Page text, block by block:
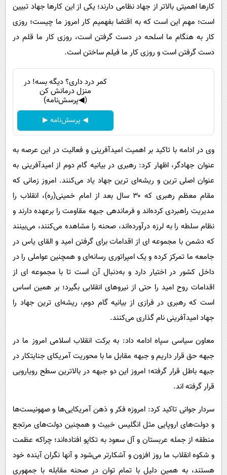
کارها اهمیتی بالاتر از جهاد نظامی دارند؛ یکی از این کارها جهاد تبیین
است؛ مهم این است که به اقتضا بفهمیم کار امروز ما چیست؛ روزی
کار به هنگام ما اسلحه در دست گرفتن است، روزی کار ما قلم در
دست گرفتن است و روزی کار ما فیلم ساختن است.
کمر درد داری؟ دیگه بسه! در
منزل درمانش کن
(◀پرسش‌نامه)
◀ پرسش‌نامه ▶
وی در ادامه با تاکید بر اهمیت امیدآفرینی و فعالیت در این عرصه به
عنوان جهادگر، اظهار کرد: رهبری در بیانیه گام دوم از امیدآفرینی به
عنوان اصلی ترین و ریشه‌ای ترین جهاد یاد می‌کنند. امروز زمانی که
مقام معظم رهبری که ۳۰ سال بعد از امام خمینی(ره)، انقلاب را
مدیریت راهبردی کرده‌اند و فرماندهی جبهه مقاومت را برعهده دارند و
نظام سلطه را به لرزه درآورده‌اند، صحنه را مشاهده می‌کنند، می‌بینند
که دشمن با مجموعه ای از اقدامات برای گرفتن امید و القای یاس در
جامعه ما تمرکز کرده و یک امپراتوری رسانه‌ای و همچنین عواملی را در
داخل کشور در اختیار دارد و به‌دنبال آن است تا با مجموعه ای از
اقدامات روح امید را حتی از نیروهای انقلابی بگیرد؛ بر همین اساس
است که رهبری در فرازی از بیانیه گام دوم، ریشه‌ای ترین جهاد را
جهاد امیدآفرینی نام گذاری می‌کنند.
معاون سیاسی سپاه ادامه داد: به برکت انقلاب اسلامی امروز ما در
جبهه حق قرار داریم و جبهه مقابل ما با محوریت آمریکای جنایتکار در
جبهه باطل قرار گرفته‌؛ امروز این دو جبهه در بالاترین سطح رویارویی
قرار گرفته اند.
سردار جوانی تاکید کرد: امروزه فکر و ذهن آمریکایی‌ها و صهونیست‌ها
و دولت‌های اروپایی مثل انگلیس خبیث و همچنین دولت‌های مرتجع
منطقه از جمله عربستان و آل سعود به تکاپو افتاده‌اند؛ چراکه عظمت
و شکوه انقلاب ما روز افزون و آشکارتر می‌شود و آنها نگران آینده خود
هستند، به همین دلیل با تمام توان در صحنه مقابله با جمهوری